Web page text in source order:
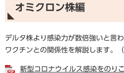
オミクロン株編
デルタ株より感染力が数倍強いと言
ワクチンとの関係性を解説します。
新型コロナウイルス感染をのり